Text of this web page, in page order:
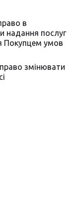
в
надання послуг
Покупцем умов
змінювати